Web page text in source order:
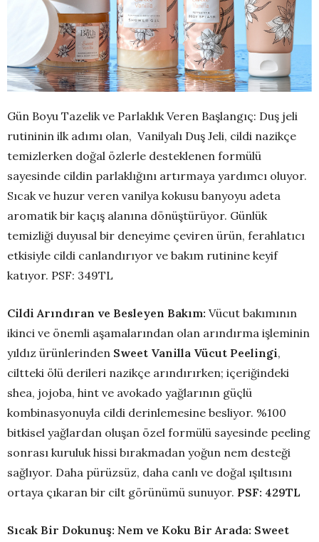
Gün Boyu Tazelik ve Parlaklık Veren Başlangıç: Duş jeli
rutininin ilk adımı olan, Vanilyalı Duş Jeli, cildi nazikçe
temizlerken doğal özlerle desteklenen formülü
sayesinde cildin parlaklığını artırmaya yardımcı oluyor.
Sıcak ve huzur veren vanilya kokusu banyoyu adeta
aromatik bir kaçış alanına dönüştürüyor. Günlük
temizliği duyusal bir deneyime çeviren ürün, ferahlatıcı
etkisiyle cildi canlandırıyor ve bakım rutinine keyif
katıyor. PSF: 349TL
Cildi Arındıran ve Besleyen Bakım: Vücut bakımının
ikinci ve önemli aşamalarından olan arındırma işleminin
yıldız ürünlerinden Sweet Vanilla Vücut Peelingi,
ciltteki ölü derileri nazikçe arındırırken; içeriğindeki
shea, jojoba, hint ve avokado yağlarının güçlü
kombinasyonuyla cildi derinlemesine besliyor. %100
bitkisel yağlardan oluşan özel formülü sayesinde peeling
sonrası kuruluk hissi bırakmadan yoğun nem desteği
sağlıyor. Daha pürüzsüz, daha canlı ve doğal ışıltısını
ortaya çıkaran bir cilt görünümü sunuyor. PSF: 429TL
Sıcak Bir Dokunuş: Nem ve Koku Bir Arada: Sweet